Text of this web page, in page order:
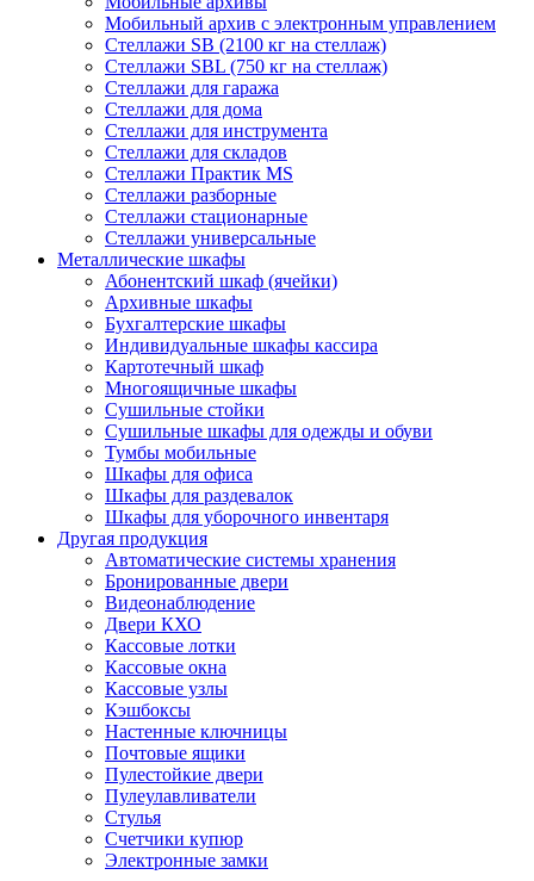
Мобильный архив с электронным управлением
Стеллажи SB (2100 кг на стеллаж)
Стеллажи SBL (750 кг на стеллаж)
Стеллажи для гаража
Стеллажи для дома
Стеллажи для инструмента
Стеллажи для складов
Стеллажи Практик MS
Стеллажи разборные
Стеллажи стационарные
Стеллажи универсальные
Металлические шкафы
Абонентский шкаф (ячейки)
Архивные шкафы
Бухгалтерские шкафы
Индивидуальные шкафы кассира
Картотечный шкаф
Многоящичные шкафы
Сушильные стойки
Сушильные шкафы для одежды и обуви
Тумбы мобильные
Шкафы для офиса
Шкафы для раздевалок
Шкафы для уборочного инвентаря
Другая продукция
Автоматические системы хранения
Бронированные двери
Видеонаблюдение
Двери КХО
Кассовые лотки
Кассовые окна
Кассовые узлы
Кэшбоксы
Настенные ключницы
Почтовые ящики
Пулестойкие двери
Пулеулавливатели
Стулья
Счетчики купюр
Электронные замки